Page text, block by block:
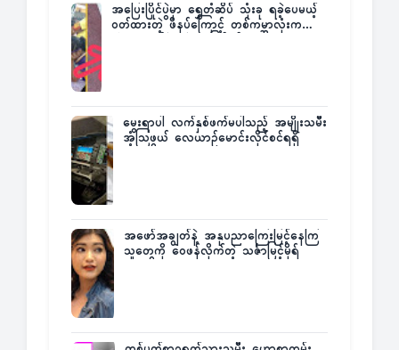
အပြေးပြိုင်ပွဲမှာ ရွှေတံဆိပ် သုံးခု ရခဲ့ပေမယ့်
ဝတ်ထားတဲ့ ဖိနပ်ကြောင့် တစ်ကမ္ဘာလုံးက
မွေးရာပါ လက်နှစ်ဖက်မပါသည့် အမျိုးသမီး
အံ့သြဖွယ် လေယာဉ်မောင်းလိုင်စင်ရရှိ
အဖော်အချွတ်နဲ့ အနုပညာကြေးမြင့်နေကြ
သူတွေကို ဝေဖန်လိုက်တဲ့ သင်္ဇာမြင့်မိုရ်